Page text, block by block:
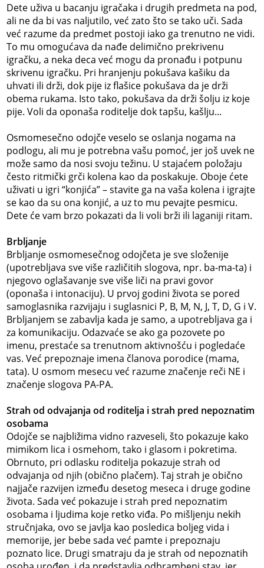
Dete uživa u bacanju igračaka i drugih predmeta na pod,
ali ne da bi vas naljutilo, već zato što se tako uči. Sada
već razume da predmet postoji iako ga trenutno ne vidi.
To mu omogućava da nađe delimično prekrivenu
igračku, a neka deca već mogu da pronađu i potpunu
skrivenu igračku. Pri hranjenju pokušava kašiku da
uhvati ili drži, dok pije iz flašice pokušava da je drži
obema rukama. Isto tako, pokušava da drži šolju iz koje
pije. Voli da oponaša roditelje dok tapšu, kašlju...
Osmomesečno odojče veselo se oslanja nogama na
podlogu, ali mu je potrebna vašu pomoć, jer još uvek ne
može samo da nosi svoju težinu. U stajaćem položaju
često ritmički grči kolena kao da poskakuje. Oboje ćete
uživati u igri “konjića” – stavite ga na vaša kolena i igrajte
se kao da su ona konjić, a uz to mu pevajte pesmicu.
Dete će vam brzo pokazati da li voli brži ili laganiji ritam.
Brbljanje
Brbljanje osmomesečnog odojčeta je sve složenije
(upotrebljava sve više različitih slogova, npr. ba-ma-ta) i
njegovo oglašavanje sve više liči na pravi govor
(oponaša i intonaciju). U prvoj godini života se pored
samoglasnika razvijaju i suglasnici P, B, M, N, J, T, D, G i V.
Brbljanjem se zabavlja kada je samo, a upotrebljava ga i
za komunikaciju. Odazvaće se ako ga pozovete po
imenu, prestaće sa trenutnom aktivnošću i pogledaće
vas. Već prepoznaje imena članova porodice (mama,
tata). U osmom mesecu već razume značenje reči NE i
značenje slogova PA-PA.
Strah od odvajanja od roditelja i strah pred nepoznatim
osobama
Odojče se najbližima vidno razveseli, što pokazuje kako
mimikom lica i osmehom, tako i glasom i pokretima.
Obrnuto, pri odlasku roditelja pokazuje strah od
odvajanja od njih (obično plačem). Taj strah je obično
najjače razvijen između desetog meseca i druge godine
života. Sada već pokazuje i strah pred nepoznatim
osobama i ljudima koje retko viđa. Po mišljenju nekih
stručnjaka, ovo se javlja kao posledica boljeg vida i
memorije, jer bebe sada već pamte i prepoznaju
poznato lice. Drugi smatraju da je strah od nepoznatih